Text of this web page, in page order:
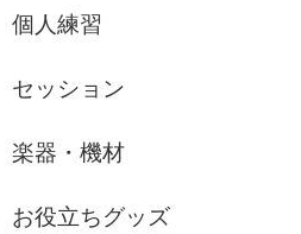
個人練習
セッション
楽器・機材
お役立ちグッズ